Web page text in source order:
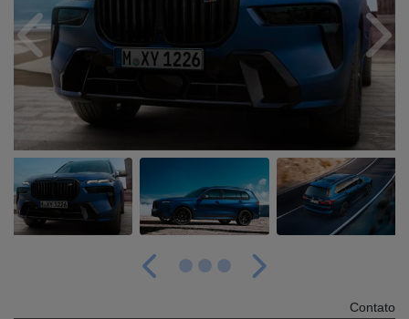
Anterior
Anterior Próximo
Contato